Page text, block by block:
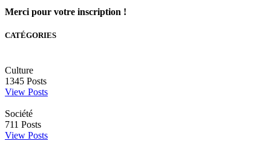
Merci pour votre inscription !
CATÉGORIES
Culture
1345 Posts
View Posts
Société
711 Posts
View Posts